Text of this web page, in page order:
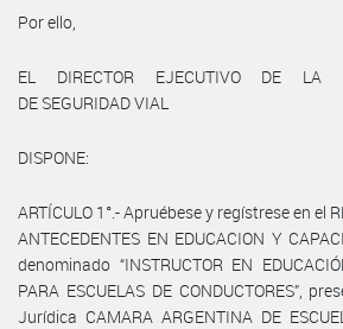
Por ello,
EL DIRECTOR EJECUTIVO DE LA
DE SEGURIDAD VIAL
DISPONE:
ARTÍCULO 1°.- Apruébese y regístrese en el
ANTECEDENTES EN EDUCACION Y
denominado “INSTRUCTOR EN
PARA ESCUELAS DE CONDUCTORES”,
Jurídica CAMARA ARGENTINA DE